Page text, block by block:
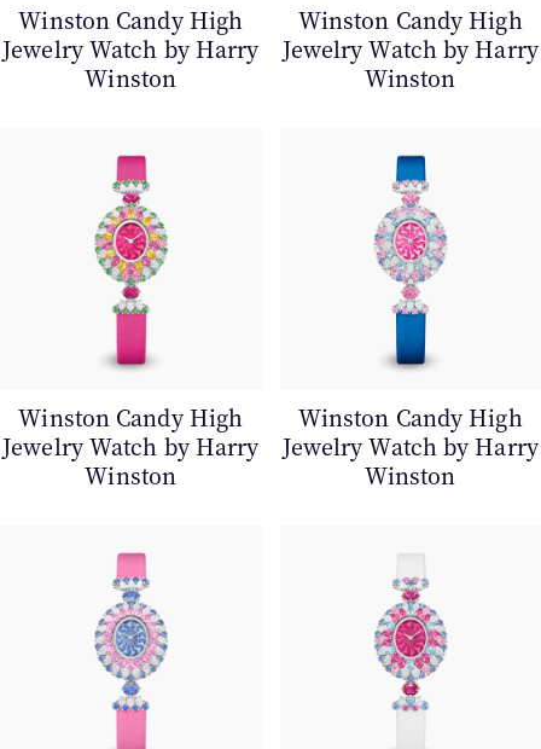
Winston Candy High
Jewelry Watch by Harry
Winston
Winston Candy High
Jewelry Watch by Harry
Winston
Winston Candy High
Jewelry Watch by Harry
Winston
Winston Candy High
Jewelry Watch by Harry
Winston